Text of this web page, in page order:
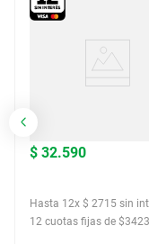
$ 32.590
Hasta 12x $ 2715 sin
12 cuotas fijas de $3423